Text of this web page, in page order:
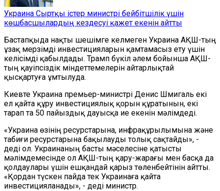
Украина Сыртқы істер министрі бейбітшілік үшін
көшбасшылардың кездесуі қажет екенін айтты
Бастапқыда нақты шешімге келмеген Украина АҚШ-тың
ұзақ мерзімді инвестицияларын қамтамасыз ету үшін
келісімді қабылдады. Трамп бүкіл әлем бойынша АҚШ-
тың қауіпсіздік міндеттемелерін айтарлықтай
қысқартуға ұмтылуда.
Киевте Украина премьер-министрі Денис Шмигаль екі
ел қайта құру инвестициялық қорын құратынын, екі
тарап та 50 пайыздық дауысқа ие екенін мәлімдеді.
«Украина өзінің ресурстарына, инфрақұрылымына және
табиғи ресурстарына бақылауды толық сақтайды», -
деді ол. Украинаның басты мәселесіне қатысты
мәлімдемесінде ол АҚШ-тың қару-жарағы мен басқа да
қолдаулары үшін ешқандай қарыз төленбейтінін айтты.
«Қордан түскен пайда тек Украинаға қайта
инвестицияланады», - деді министр.